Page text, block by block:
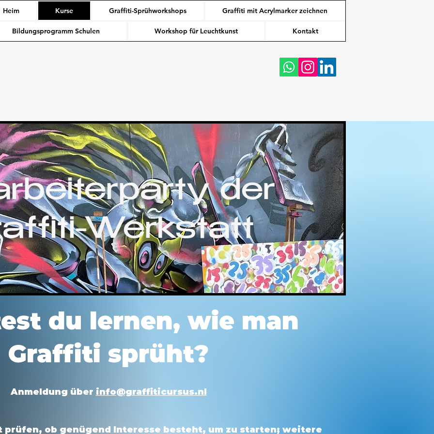
Heim Kurse Graffiti-Sprühworkshops Graffiti mit Acrylmarker zeichnen
Bildungsprogramm Schulen Workshop für Leuchtkunst Kontakt
der
Werkstatt
du lernen, wie man
Graffiti sprüht?
Anmeldung über info@graffiticursus.nl
prüfen, ob genügend Interesse besteht, um zu starten; weitere